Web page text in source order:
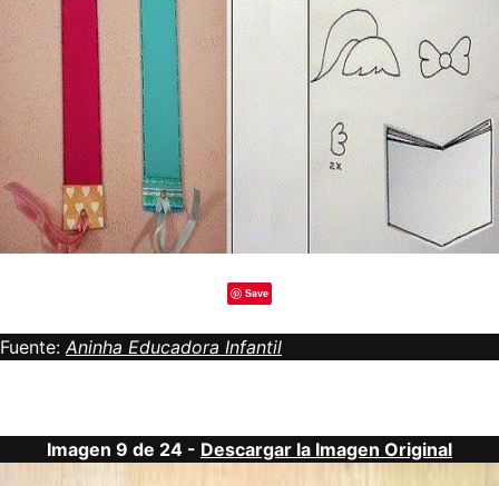
Save
Fuente: Aninha Educadora Infantil
Imagen 9 de 24 - Descargar la Imagen Original